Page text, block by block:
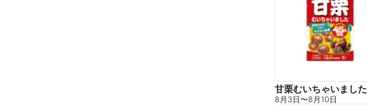
甘栗むいちゃいました
8月3日〜8月10日